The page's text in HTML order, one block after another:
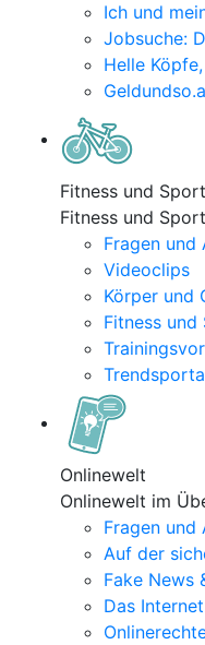
Ich und
Jobsuche:
Helle
Fitness und Sport
Fitness und
Fragen
Videoclips
Körper und
Fitness
Onlinewelt
Onlinewelt im
Fragen
Auf der
Fake News
Das Internet